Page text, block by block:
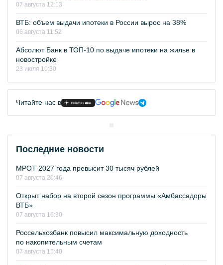
07 августа 12:13
ВТБ: объем выдачи ипотеки в России вырос на 38%
06 августа 11:52
Абсолют Банк в ТОП-10 по выдаче ипотеки на жилье в
новостройке
23 июля 10:30
Читайте нас в
Последние новости
МРОТ 2027 года превысит 30 тысяч рублей
07 августа 20:46
Открыт набор на второй сезон программы «Амбассадоры
ВТБ»
07 августа 16:30
Россельхозбанк повысил максимальную доходность
по накопительным счетам
07 августа 15:40